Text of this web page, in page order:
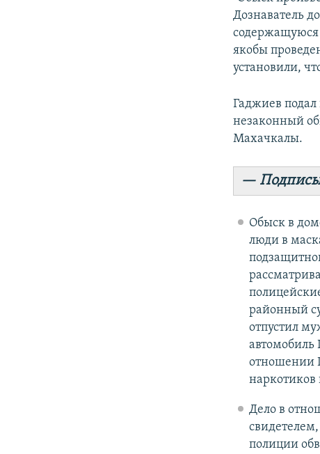
Дознаватель
содержащуюся
якобы
установили,
Гаджиев
незаконный
Махачкалы.
—
Обыск в
люди в
районный
отпустил
автомобиль
отношении
Дело в
полиции